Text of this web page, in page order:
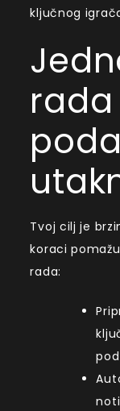
ključnog
Tvoj cilj je
koraci
rada: